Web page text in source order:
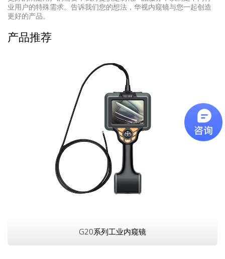
业用户的特殊需求。告诉我们您的想法，华视内窥镜与您一起创造
更好的产品。
产品推荐
G20系列工业内窥镜